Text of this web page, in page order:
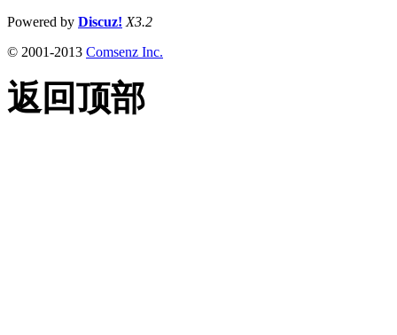
Powered by Discuz! X3.2
© 2001-2013 Comsenz Inc.
返回顶部